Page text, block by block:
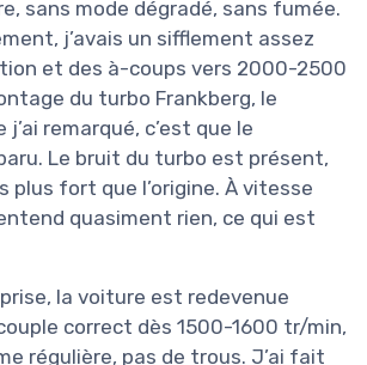
sans mode dégradé, sans fumée.
j’avais un sifflement assez
et des à-coups vers 2000-2500
du turbo Frankberg, le
remarqué, c’est que le
Le bruit du turbo est présent,
plus fort que l’origine. À vitesse
quasiment rien, ce qui est
la voiture est redevenue
correct dès 1500-1600 tr/min,
régulière, pas de trous. J’ai fait